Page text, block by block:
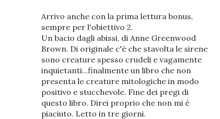
Arrivo anche con la prima lettura bonus,
sempre per l'obiettivo 2.
Un bacio dagli abissi, di Anne Greenwood
Brown. Di originale c'è che stavolta le sirene
sono creature spesso crudeli e vagamente
inquietanti...finalmente un libro che non
presenta le creature mitologiche in modo
positivo e stucchevole. Fine dei pregi di
questo libro. Direi proprio che non mi è
piaciuto. Letto in tre giorni.